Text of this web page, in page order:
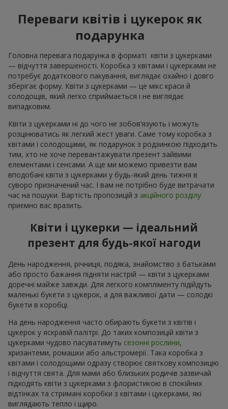
Переваги квітів і цукерок як
подарунка
Головна перевага подарунка в форматі квіти з цукерками
— відчуття завершеності. Коробка з квітами і цукерками не
потребує додаткового пакування, виглядає охайно і довго
зберігає форму. Квіти з цукерками — це мікс краси й
солодощів, який легко сприймається і не виглядає
випадковим.
Квіти з цукерками ні до чого не зобов’язують і можуть
розцінюватись як легкий жест уваги. Саме тому коробка з
квітами і солодощами, як подарунок з родзинкою підходить
тим, хто не хоче перевантажувати презент зайвими
елементами і сенсами. А ще ми можемо привезти вам
вподобані квіти з цукерками у будь-який день тижня в
суворо призначений час. І вам не потрібно буде витрачати
час на пошуки. Вартість пропозицій з акційного розділу
приємно вас вразить.
Квіти і цукерки — ідеальний
презент для будь-якої нагоди
День народження, річниця, подяка, знайомство з батьками
або просто бажання підняти настрій — квіти з цукерками
доречні майже завжди. Для легкого компліменту підійдуть
маленькі букети з цукерок, а для важливої дати — солодкі
букети в коробці.
На день народження часто обирають букети з квітів і
цукерок у яскравій палітрі. До таких композицій квіти з
цукерками чудово пасуватимуть сезонні рослини,
хризантеми, ромашки або альстромерії. Така коробка з
квітами і солодощами одразу створює святкову композицію
і відчуття свята. Для мами або близьких родичів зазвичай
підходять квіти з цукерками з флористикою в спокійних
відтінках та стримані коробки з квітами і цукерками, які
виглядають тепло і щиро.